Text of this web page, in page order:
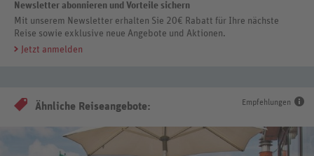
Newsletter abonnieren und Vorteile sichern
Mit unserem Newsletter erhalten Sie 20€ Rabatt für Ihre nächste
Reise sowie exklusive neue Angebote und Aktionen.
Jetzt anmelden
Empfehlungen
Ähnliche Reiseangebote: